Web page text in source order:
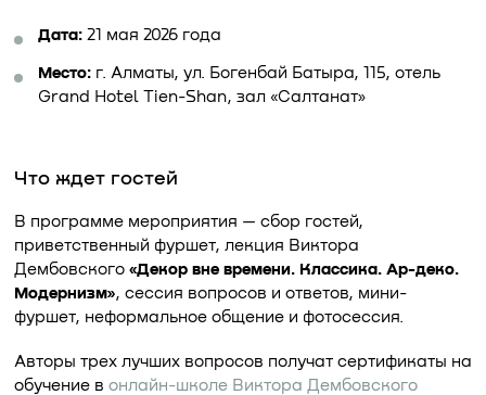
Дата:21 мая 2026 года
Место:г. Алматы, ул. Богенбай Батыра, 115, отель
Grand Hotel Tien-Shan, зал «Салтанат»
Что ждет гостей
В программе мероприятия — сбор гостей,
приветственный фуршет, лекция Виктора
Дембовского «Декор вне времени. Классика. Ар-деко.
Модернизм», сессия вопросов и ответов, мини-
фуршет, неформальное общение и фотосессия.
Авторы трех лучших вопросов получат сертификаты на
обучение в онлайн-школе Виктора Дембовского